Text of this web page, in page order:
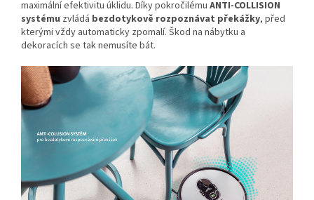
maximální efektivitu úklidu. Díky pokročilému ANTI-COLLISION
systému zvládá bezdotykově rozpoznávat překážky, před
kterými vždy automaticky zpomalí. Škod na nábytku a
dekoracích se tak nemusíte bát.